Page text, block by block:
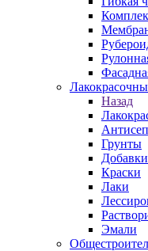
Назад
Грунты
Краски
Лаки
Эмали